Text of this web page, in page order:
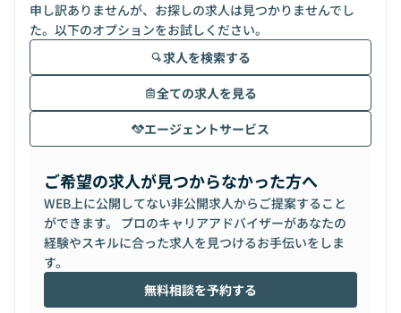
申し訳ありませんが、お探しの求人は見つかりませんでし
た。以下のオプションをお試しください。
求人を検索する
全ての求人を見る
エージェントサービス
ご希望の求人が見つからなかった方へ
WEB上に公開してない非公開求人からご提案すること
ができます。 プロのキャリアアドバイザーがあなたの
経験やスキルに合った求人を見つけるお手伝いをしま
す。
無料相談を予約する